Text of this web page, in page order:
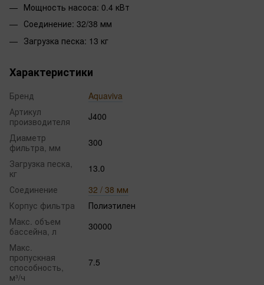
Мощность насоса: 0.4 кВт
Соединение: 32/38 мм
Загрузка песка: 13 кг
Характеристики
Бренд
Aquaviva
Артикул
производителя
J400
Диаметр
фильтра, мм
300
Загрузка песка,
кг
13.0
Соединение
32 / 38 мм
Корпус фильтра
Полиэтилен
Макс. объем
бассейна, л
30000
Макс.
пропускная
способность,
м³/ч
7.5